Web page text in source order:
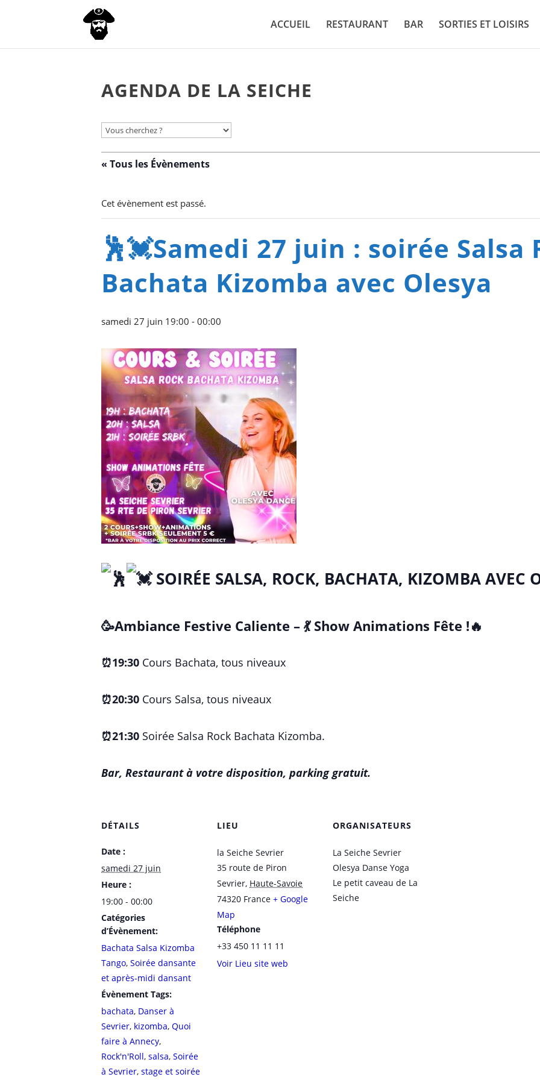
ACCUEIL RESTAURANT BAR SORTIES ET LOISIRS
AGENDA DE LA SEICHE
« Tous les Évènements
Cet évènement est passé.
🕺💓Samedi 27 juin : soirée Salsa
Bachata Kizomba avec Olesya
samedi 27 juin 19:00 - 00:00
SOIRÉE SALSA, ROCK, BACHATA, KIZOMBA AVEC
🥳Ambiance Festive Caliente – 💃 Show Animations Fête !🔥
⏰19:30 Cours Bachata, tous niveaux
⏰20:30 Cours Salsa, tous niveaux
⏰21:30 Soirée Salsa Rock Bachata Kizomba.
Bar, Restaurant à votre disposition, parking gratuit.
DÉTAILS
Date :
samedi 27 juin
Heure :
19:00 - 00:00
Catégories
d’Évènement:
Bachata Salsa Kizomba
Tango, Soirée dansante
et après-midi dansant
Évènement Tags:
bachata, Danser à
Sevrier, kizomba, Quoi
faire à Annecy,
Rock'n'Roll, salsa, Soirée
à Sevrier, stage et soirée
LIEU
la Seiche Sevrier
35 route de Piron
Sevrier, Haute-Savoie
74320 France + Google
Map
Téléphone
+33 450 11 11 11
Voir Lieu site web
ORGANISATEURS
La Seiche Sevrier
Olesya Danse Yoga
Le petit caveau de La
Seiche